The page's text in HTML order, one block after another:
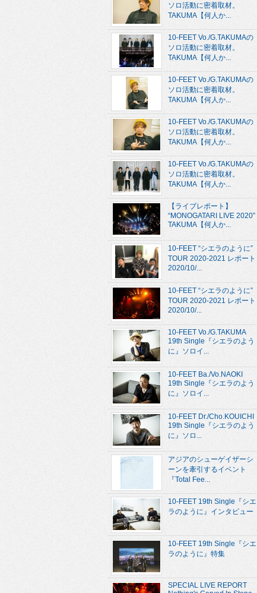
ソロ活動に密着取材。
TAKUMA【何人か...
10-FEET Vo./G.TAKUMAの
ソロ活動に密着取材。
TAKUMA【何人か...
10-FEET Vo./G.TAKUMAの
ソロ活動に密着取材。
TAKUMA【何人か...
10-FEET Vo./G.TAKUMAの
ソロ活動に密着取材。
TAKUMA【何人か...
10-FEET Vo./G.TAKUMAの
ソロ活動に密着取材。
TAKUMA【何人か...
【ライブレポート】
“MONOGATARI LIVE 2020”
TAKUMA【何人か...
10-FEET “シエラのように”
TOUR 2020-2021 レポート
2020/10/...
10-FEET “シエラのように”
TOUR 2020-2021 レポート
2020/10/...
10-FEET Vo./G.TAKUMA
19th Single『シエラのよう
に』ソロイ...
10-FEET Ba./Vo.NAOKI
19th Single『シエラのよう
に』ソロイ...
10-FEET Dr./Cho.KOUICHI
19th Single『シエラのよう
に』ソロ...
アジアのシューゲイザーシ
ーンを牽引するイベント
『Total Fee...
10-FEET 19th Single『シエ
ラのように』インタビュー
10-FEET 19th Single『シエ
ラのように』特集
SPECIAL LIVE REPORT